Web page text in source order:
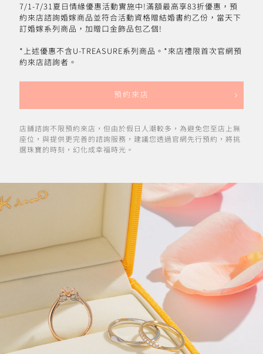
7/1-7/31夏日情緣優惠活動實施中!滿額最高享83折優惠，預
約來店諮詢婚嫁商品並符合活動資格贈結婚書約乙份，當天下
訂婚嫁系列商品，加贈口金飾品包乙個!
*上述優惠不含U-TREASURE系列商品。*來店禮限首次官網預
約來店諮詢者。
預約來店
店鋪諮詢不限預約來店，但由於假日人潮較多，為避免您至店上無
座位，與提供更完善的諮詢服務，建議您透過官網先行預約，將挑
選珠寶的時刻，幻化成幸福時光。